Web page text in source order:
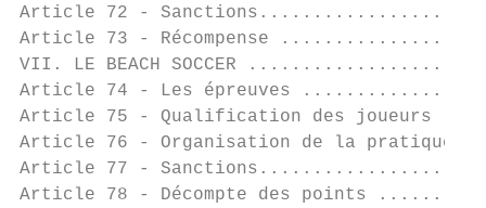
Article 72 -
Article 73 - Récompense
VII. LE BEACH SOCCER
Article 74 - Les épreuves
Article 75 - Qualification des
Article 76 - Organisation de la
Article 77 -
Article 78 - Décompte des